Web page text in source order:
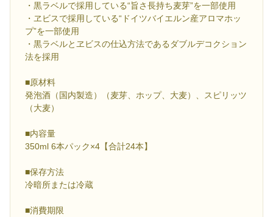
・黒ラベルで採用している“旨さ長持ち麦芽”を一部使用
・ヱビスで採用している“ドイツバイエルン産アロマホッ
プ”を一部使用
・黒ラベルとヱビスの仕込方法であるダブルデコクション
法を採用
■原材料
発泡酒（国内製造）（麦芽、ホップ、大麦）、スピリッツ
（大麦）
■内容量
350ml 6本パック×4【合計24本】
■保存方法
冷暗所または冷蔵
■消費期限